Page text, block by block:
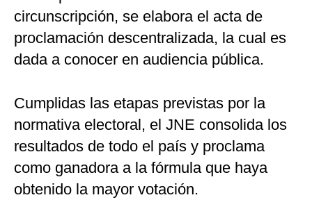
circunscripción, se elabora el acta de
proclamación descentralizada, la cual es
dada a conocer en audiencia pública.
Cumplidas las etapas previstas por la
normativa electoral, el JNE consolida los
resultados de todo el país y proclama
como ganadora a la fórmula que haya
obtenido la mayor votación.